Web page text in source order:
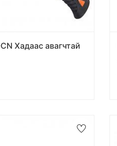
Хадаас авагчтай